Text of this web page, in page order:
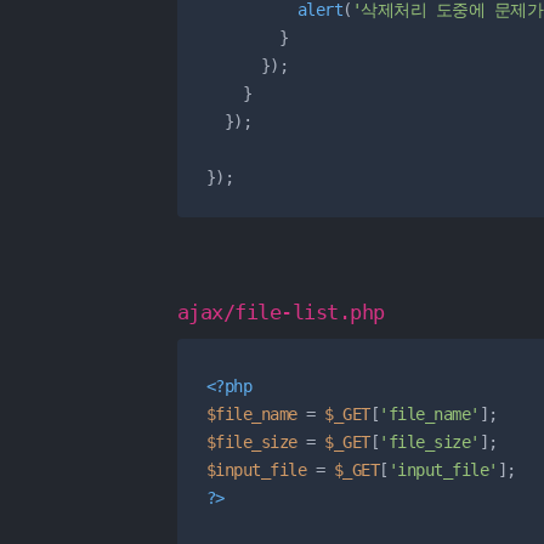
alert( '삭제처리 도중에 문제
        }
      });
    }
  });
});
ajax/file-list.php
<?php
$file_name = $_GET[ 'file_name'
$file_size = $_GET[ 'file_size'
$input_file = $_GET[ 'input_file'
?>